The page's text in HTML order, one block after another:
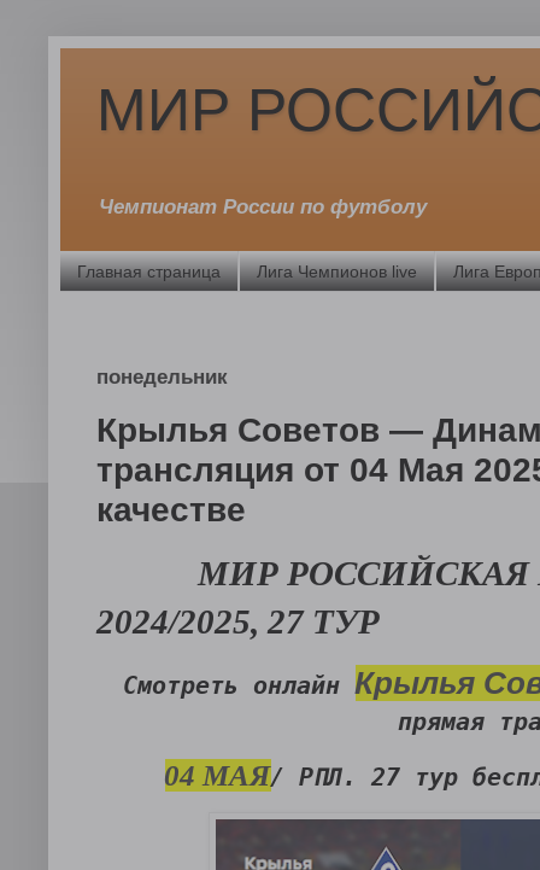
МИР
Чемпионат России по футболу
Главная страница Лига Чемпионов live Лига
понедельник
Крылья Советов —
трансляция от 04 Мая
качестве
МИР РОССИЙСКАЯ
2024/2025, 27 ТУР
Смотреть онлайн Крылья
прямая
04 МАЯ/ РПЛ. 27 тур